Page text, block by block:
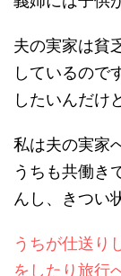
夫の実家は貧
しているので
したいんだけ
私は夫の実家
うちも共働き
んし、きつい
うちが仕送り
をしたり旅行